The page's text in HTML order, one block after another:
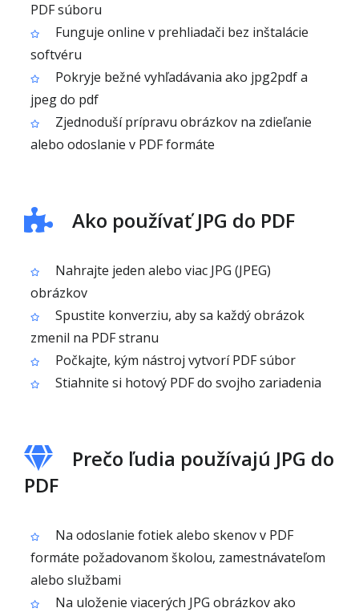
PDF súboru
Funguje online v prehliadači bez inštalácie
softvéru
Pokryje bežné vyhľadávania ako jpg2pdf a
jpeg do pdf
Zjednoduší prípravu obrázkov na zdieľanie
alebo odoslanie v PDF formáte
Ako používať JPG do PDF
Nahrajte jeden alebo viac JPG (JPEG)
obrázkov
Spustite konverziu, aby sa každý obrázok
zmenil na PDF stranu
Počkajte, kým nástroj vytvorí PDF súbor
Stiahnite si hotový PDF do svojho zariadenia
Prečo ľudia používajú JPG do
PDF
Na odoslanie fotiek alebo skenov v PDF
formáte požadovanom školou, zamestnávateľom
alebo službami
Na uloženie viacerých JPG obrázkov ako